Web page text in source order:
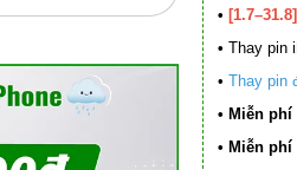
• [1.7–31.8]
• Thay pin
• Thay pin
• Miễn phí
• Miễn phí